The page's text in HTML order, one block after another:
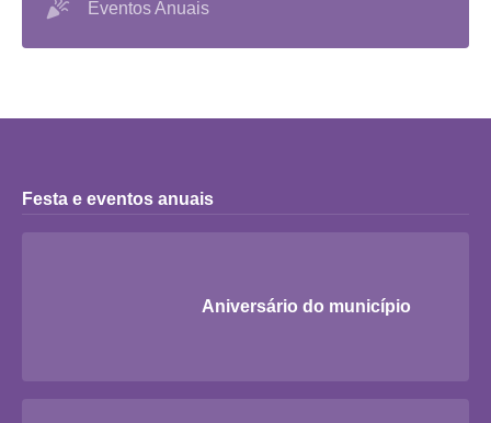
Eventos Anuais
Festa e eventos anuais
Aniversário do município